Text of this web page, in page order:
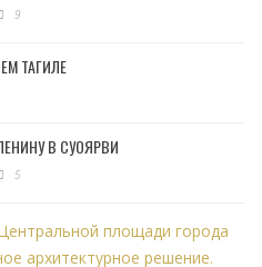
9
ТАГИЛЕ
В СУОЯРВИ
5